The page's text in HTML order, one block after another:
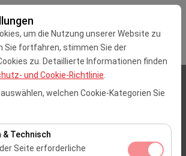
um die Nutzung unserer Website zu
Sie fortfahren, stimmen Sie der
zu. Detaillierte Informationen finden
und Cookie-Richtlinie
welchen Cookie-Kategorien Sie
Technisch
Seite erforderliche
Gokcen Flughafen (SAW)
Rückgabestation auswählen